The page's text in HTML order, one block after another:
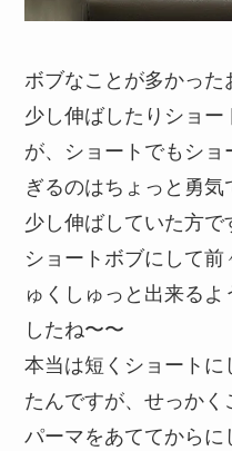
ボブなことが多かった
少し伸ばしたりショ
が、ショートでもシ
ぎるのはちょっと勇
少し伸ばしていた方で
ショートボブにして
ゅくしゅっと出来る
したね〜〜
本当は短くショート
たんですが、せっか
パーマをあててから